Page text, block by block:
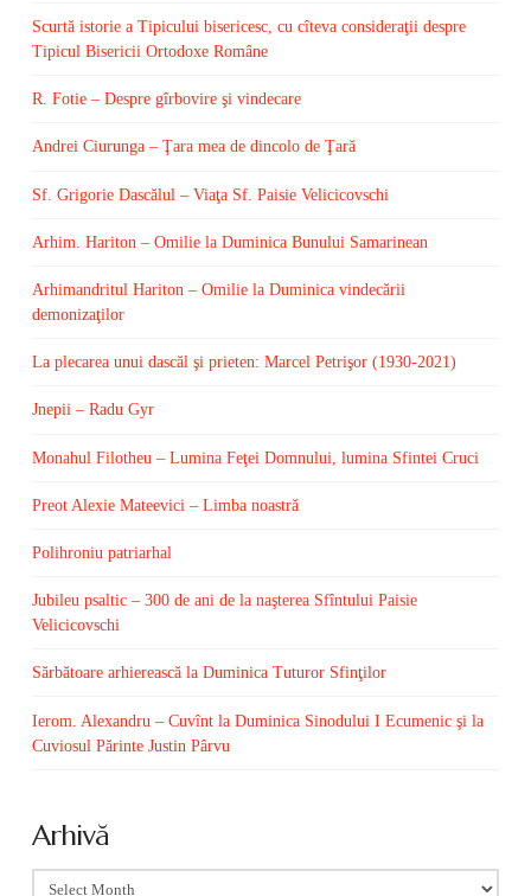
Scurtă istorie a Tipicului bisericesc, cu cîteva consideraţii despre
Tipicul Bisericii Ortodoxe Române
R. Fotie – Despre gîrbovire şi vindecare
Andrei Ciurunga – Ţara mea de dincolo de Ţară
Sf. Grigorie Dascălul – Viaţa Sf. Paisie Velicicovschi
Arhim. Hariton – Omilie la Duminica Bunului Samarinean
Arhimandritul Hariton – Omilie la Duminica vindecării
demonizaţilor
La plecarea unui dascăl şi prieten: Marcel Petrişor (1930-2021)
Jnepii – Radu Gyr
Monahul Filotheu – Lumina Feţei Domnului, lumina Sfintei Cruci
Preot Alexie Mateevici – Limba noastră
Polihroniu patriarhal
Jubileu psaltic – 300 de ani de la naşterea Sfîntului Paisie
Velicicovschi
Sărbătoare arhierească la Duminica Tuturor Sfinţilor
Ierom. Alexandru – Cuvînt la Duminica Sinodului I Ecumenic şi la
Cuviosul Părinte Justin Pârvu
Arhivă
Arhivă